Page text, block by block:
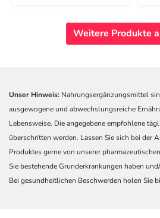
Weitere Produkte
Unser Hinweis: Nahrungsergänzungsmittel
ausgewogene und abwechslungsreiche
Lebensweise. Die angegebene empfohlene
überschritten werden. Lassen Sie sich bei der
Produktes gerne von unserer
Sie bestehende Grunderkrankungen haben
Bei gesundheitlichen Beschwerden holen Sie